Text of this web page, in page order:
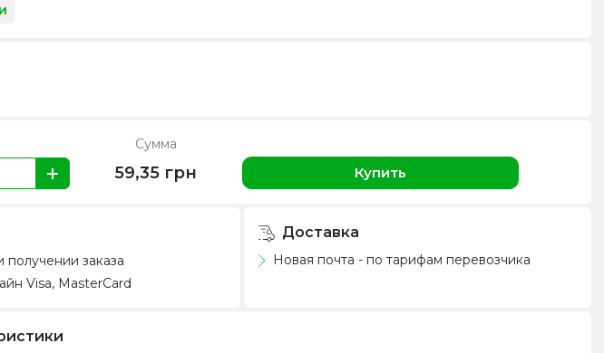
Сумма
59,35 грн Купить
получении заказа
Visa, MasterCard
Доставка
Новая почта - по тарифам перевозчика